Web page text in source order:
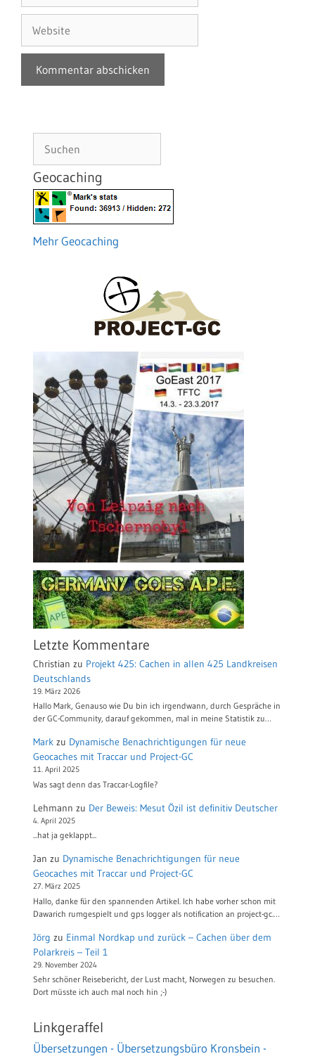
Adresse
Geocaching
Mehr Geocaching
Letzte Kommentare
Christian zu Projekt 425: Cachen in allen 425 Landkreisen
Deutschlands
19. März 2026
Hallo Mark, Genauso wie Du bin ich irgendwann, durch Gespräche in
der GC-Community, darauf gekommen, mal in meine Statistik zu…
Mark zu Dynamische Benachrichtigungen für neue
Geocaches mit Traccar und Project-GC
11. April 2025
Was sagt denn das Traccar-Logfile?
Lehmann zu Der Beweis: Mesut Özil ist definitiv Deutscher
4. April 2025
...hat ja geklappt...
Jan zu Dynamische Benachrichtigungen für neue
Geocaches mit Traccar und Project-GC
27. März 2025
Hallo, danke für den spannenden Artikel. Ich habe vorher schon mit
Dawarich rumgespielt und gps logger als notification an project-gc.…
Jörg zu Einmal Nordkap und zurück – Cachen über dem
Polarkreis – Teil 1
29. November 2024
Sehr schöner Reisebericht, der Lust macht, Norwegen zu besuchen.
Dort müsste ich auch mal noch hin ;-)
Linkgeraffel
Übersetzungen - Übersetzungsbüro Kronsbein -